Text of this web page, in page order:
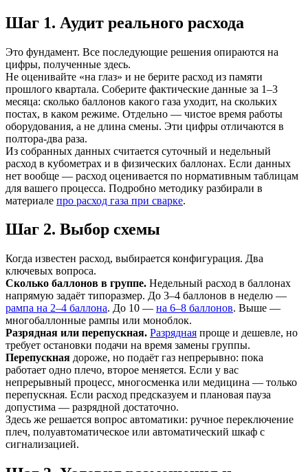
Шаг 1. Аудит реального расхода
Это фундамент. Все последующие решения опираются на
цифры, полученные здесь.
Не оценивайте «на глаз» и не берите расход из памяти
прошлого квартала. Соберите фактические данные за 1–3
месяца: сколько баллонов какого газа уходит, на скольких
постах, в каком режиме. Отдельно — чистое время работы
оборудования, а не длина смены. Эти цифры отличаются в
полтора-два раза.
Из собранных данных считается суточный и недельный
расход в кубометрах и в физических баллонах. Если данных
нет вообще — расход оценивается по нормативным таблицам
для вашего процесса. Подробно методику разбирали в
материале про расход газа при сварке.
Шаг 2. Выбор схемы
Когда известен расход, выбирается конфигурация. Два
ключевых вопроса.
Сколько баллонов в группе. Недельный расход в баллонах
напрямую задаёт типоразмер. До 3–4 баллонов в неделю —
рампа на 2–4 баллона. До 10 — на 6–8 баллонов. Выше —
многобаллонные рампы или моноблок.
Разрядная или перепускная. Разрядная проще и дешевле, но
требует остановки подачи на время замены группы.
Перепускная дороже, но подаёт газ непрерывно: пока
работает одно плечо, второе меняется. Если у вас
непрерывный процесс, многосменка или медицина — только
перепускная. Если расход предсказуем и плановая пауза
допустима — разрядной достаточно.
Здесь же решается вопрос автоматики: ручное переключение
плеч, полуавтоматическое или автоматический шкаф с
сигнализацией.